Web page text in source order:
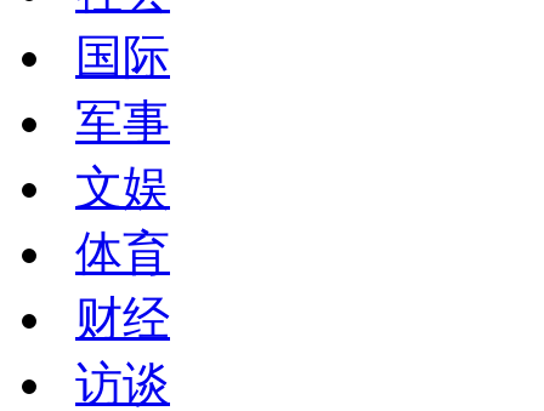
国际
军事
文娱
体育
财经
访谈